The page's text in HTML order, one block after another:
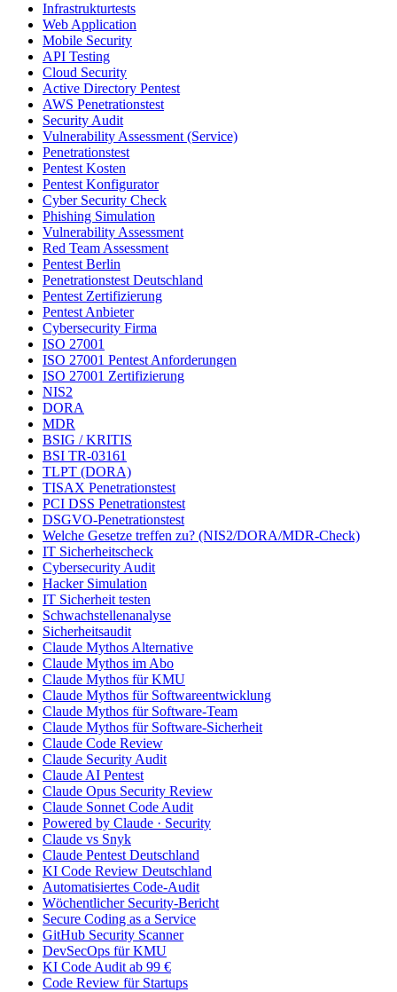
Infrastrukturtests
Web Application
Mobile Security
API Testing
Cloud Security
Active Directory Pentest
AWS Penetrationstest
Security Audit
Vulnerability Assessment (Service)
Penetrationstest
Pentest Kosten
Pentest Konfigurator
Cyber Security Check
Phishing Simulation
Vulnerability Assessment
Red Team Assessment
Pentest Berlin
Penetrationstest Deutschland
Pentest Zertifizierung
Pentest Anbieter
Cybersecurity Firma
ISO 27001
ISO 27001 Pentest Anforderungen
ISO 27001 Zertifizierung
NIS2
DORA
MDR
BSIG / KRITIS
BSI TR-03161
TLPT (DORA)
TISAX Penetrationstest
PCI DSS Penetrationstest
DSGVO-Penetrationstest
Welche Gesetze treffen zu? (NIS2/DORA/MDR-Check)
IT Sicherheitscheck
Cybersecurity Audit
Hacker Simulation
IT Sicherheit testen
Schwachstellenanalyse
Sicherheitsaudit
Claude Mythos Alternative
Claude Mythos im Abo
Claude Mythos für KMU
Claude Mythos für Softwareentwicklung
Claude Mythos für Software-Team
Claude Mythos für Software-Sicherheit
Claude Code Review
Claude Security Audit
Claude AI Pentest
Claude Opus Security Review
Claude Sonnet Code Audit
Powered by Claude · Security
Claude vs Snyk
Claude Pentest Deutschland
KI Code Review Deutschland
Automatisiertes Code-Audit
Wöchentlicher Security-Bericht
Secure Coding as a Service
GitHub Security Scanner
DevSecOps für KMU
KI Code Audit ab 99 €
Code Review für Startups